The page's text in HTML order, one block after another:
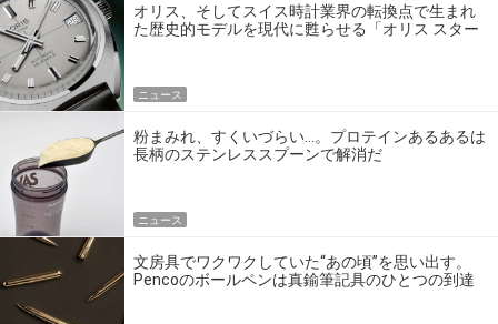
オリス、そしてスイス時計業界の転換点で生まれ
た歴史的モデルを現代に甦らせる「オリス スター
ニュース
粉まみれ、すくいづらい…。プロテインあるあるは
長柄のステンレススプーンで解消だ
ニュース
文房具でワクワクしていた“あの頃”を思い出す。
Pencoのボールペンは真鍮筆記具のひとつの到達